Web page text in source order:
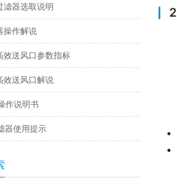
滤器选取说明
操作解说
效送风口参数指标
效送风口解说
作说明书
器使用提示